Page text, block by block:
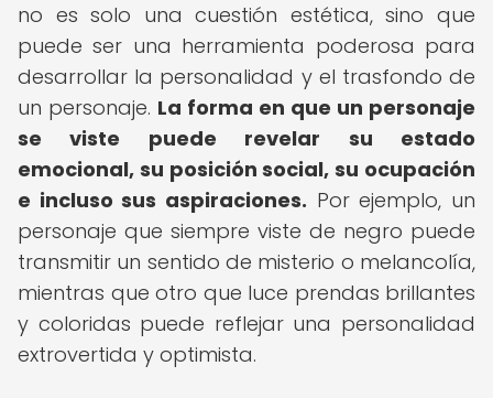
no es solo una cuestión estética, sino que
puede ser una herramienta poderosa para
desarrollar la personalidad y el trasfondo de
un personaje. La forma en que un personaje
se viste puede revelar su estado
emocional, su posición social, su ocupación
e incluso sus aspiraciones. Por ejemplo, un
personaje que siempre viste de negro puede
transmitir un sentido de misterio o melancolía,
mientras que otro que luce prendas brillantes
y coloridas puede reflejar una personalidad
extrovertida y optimista.